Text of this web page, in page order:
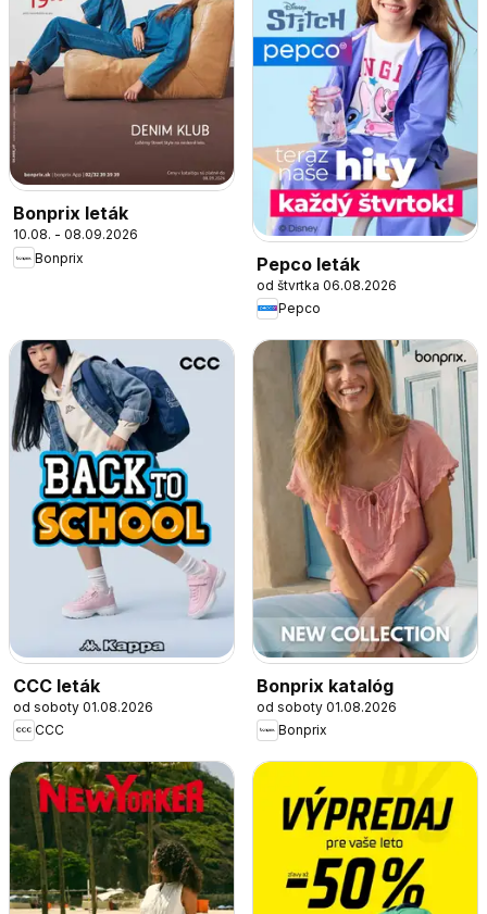
Bonprix leták
10.08. - 08.09.2026
Bonprix
Pepco leták
od štvrtka 06.08.2026
Pepco
CCC leták
od soboty 01.08.2026
CCC
Bonprix katalóg
od soboty 01.08.2026
Bonprix